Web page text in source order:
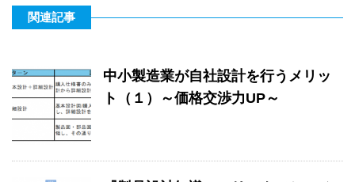
関連記事
中小製造業が自社設計を行うメリッ
ト（１）～価格交渉力UP～